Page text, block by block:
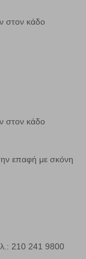
στον κάδο
στον κάδο
επαφή με σκόνη
210 241 9800